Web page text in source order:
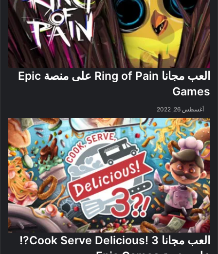
العب مجانا Ring of Pain على منصة Epic
Games
أغسطس 26, 2022
العب مجانا Cook Serve Delicious! 3?!